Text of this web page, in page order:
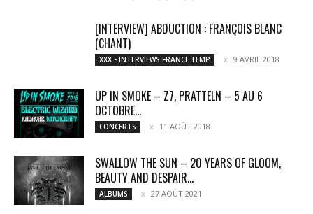
[INTERVIEW] ABDUCTION : FRANÇOIS BLANC
(CHANT)
XXX - INTERVIEWS FRANCE TEMP 9 AVRIL 2018
UP IN SMOKE – Z7, PRATTELN – 5 AU 6
OCTOBRE...
CONCERTS 11 AOÛT 2018
SWALLOW THE SUN – 20 YEARS OF GLOOM,
BEAUTY AND DESPAIR...
ALBUMS 27 AOÛT 2021